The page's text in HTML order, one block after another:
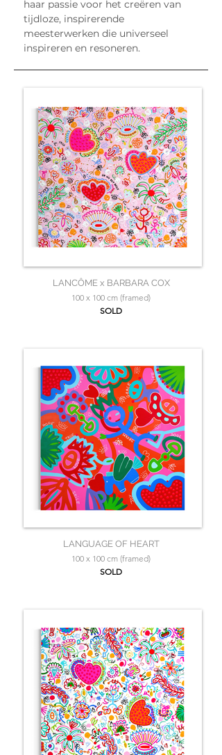
haar passie voor het creëren van
tijdloze, inspirerende
meesterwerken die universeel
inspireren en resoneren.
LANCÔME x BARBARA COX
100 x 100 cm (framed)
SOLD
LANGUAGE OF HEART
100 x 100 cm (framed)
SOLD